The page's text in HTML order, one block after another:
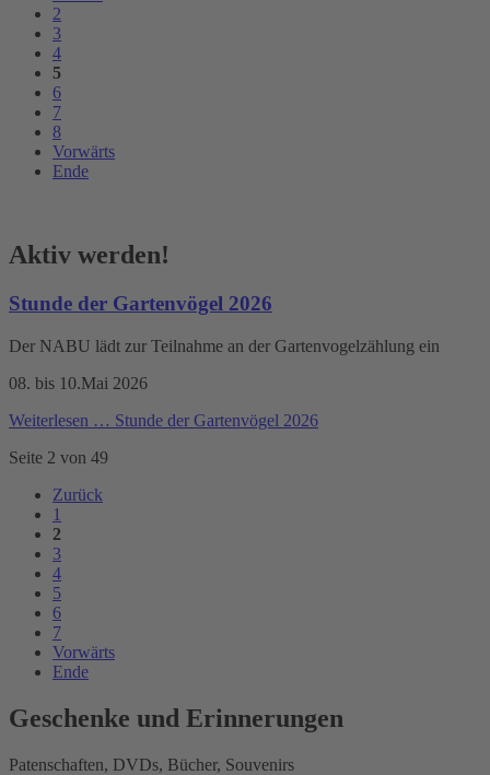
2
3
4
5
6
7
8
Vorwärts
Ende
Aktiv werden!
Stunde der Gartenvögel 2026
Der NABU lädt zur Teilnahme an der Gartenvogelzählung ein
08. bis 10.Mai 2026
Weiterlesen … Stunde der Gartenvögel 2026
Seite 2 von 49
Zurück
1
2
3
4
5
6
7
Vorwärts
Ende
Geschenke und Erinnerungen
Patenschaften, DVDs, Bücher, Souvenirs